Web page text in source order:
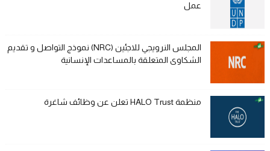
عمل
المجلس النرويجي للاجئين (NRC) نموذج التواصل و تقديم
الشكاوى المتعلقة بالمساعدات الإنسانية
منظمة HALO Trust تعلن عن وظائف شاغرة